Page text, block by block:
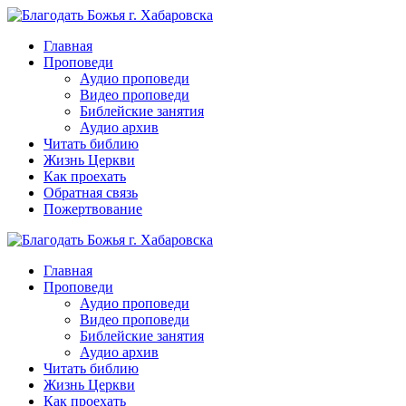
Перейти
контентуГлавная
Проповеди
Аудио проповеди
Видео проповеди
Библейские занятия
Аудио архив
Читать библию
Жизнь Церкви
Как проехать
Обратная связь
Пожертвование
Главная
Проповеди
Аудио проповеди
Видео проповеди
Библейские занятия
Аудио архив
Читать библию
Жизнь Церкви
Как проехать